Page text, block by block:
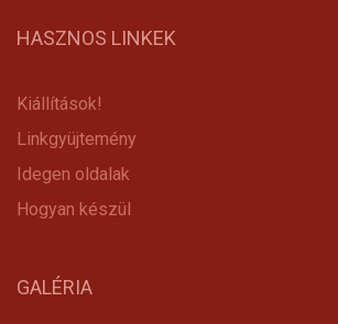
HASZNOS LINKEK
Kiállítások!
Linkgyüjtemény
Idegen oldalak
Hogyan készül
GALÉRIA